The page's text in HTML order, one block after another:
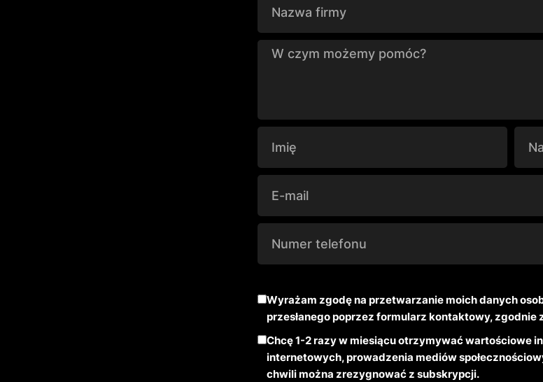
Wyrażam zgodę na przetwarzanie moich danych
przesłanego poprzez formularz kontaktowy,
Chcę 1-2 razy w miesiącu otrzymywać wartościowe
internetowych, prowadzenia mediów
chwili można zrezygnować z subskrypcji.